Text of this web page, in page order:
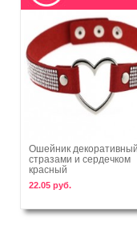
В корзину
Ошейник
стразами и сердечком
красный
22.05 руб.